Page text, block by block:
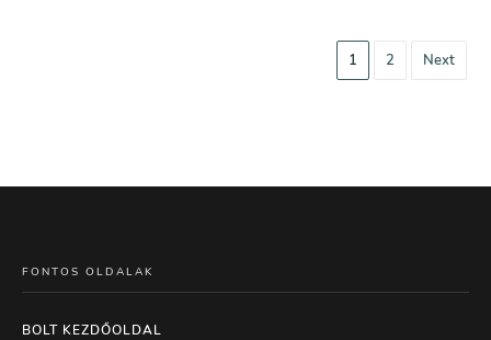
1 2 Next
FONTOS OLDALAK
BOLT KEZDŐOLDAL